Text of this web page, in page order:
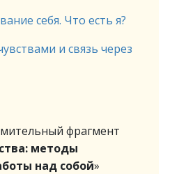
себя. Что есть я?
и связь через
фрагмент
методы
над собой»